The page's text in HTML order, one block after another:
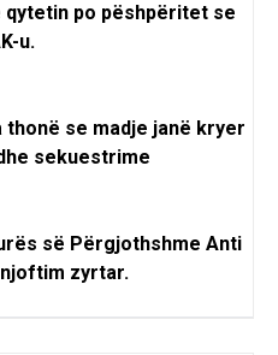
po pëshpëritet se
u.
se madje janë kryer
sekuestrime
së Përgjothshme Anti
zyrtar.